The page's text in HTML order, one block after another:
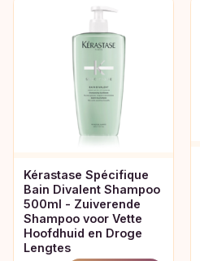
Kérastase Spécifique
Bain Divalent Shampoo
500ml - Zuiverende
Shampoo voor Vette
Hoofdhuid en Droge
Lengtes